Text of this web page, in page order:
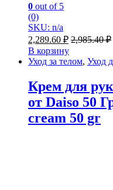
0 out of 5
(0)
SKU: n/a
2,289.60 ₽ 2,985.40₽
В корзину
Уход за телом, Уход
Крем для
от Daiso 50
cream 50 gr